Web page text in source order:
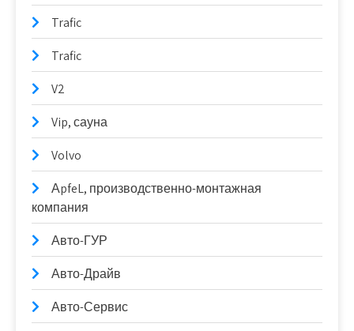
Trafic
Trafic
V2
Vip, сауна
Volvo
АpfeL, производственно-монтажная
компания
Авто-ГУР
Авто-Драйв
Авто-Сервис